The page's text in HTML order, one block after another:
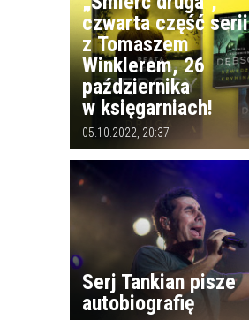
czwarta część serii
z Tomaszem
Winklerem, 26
października
w księgarniach!
05.10.2022, 20:37
Serj Tankian pisze
autobiografię